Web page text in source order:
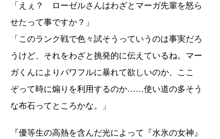
「えぇ？ ローゼルさんはわざとマーガ先輩を怒ら
せたって事ですか？」
「このランク戦で色々試そうっていうのは事実だろ
うけど、それをわざと挑発的に伝えているね。マー
ガくんによりパワフルに暴れて欲しいのか、ここ
ぞって時に煽りを利用するのか……使い道の多そう
な布石ってところかな。」
『優等生の高熱を含んだ光によって『水氷の女神』